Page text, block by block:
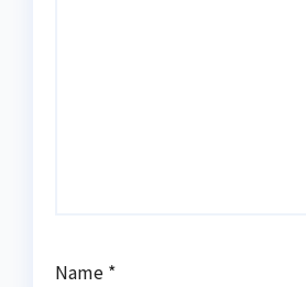
Name *